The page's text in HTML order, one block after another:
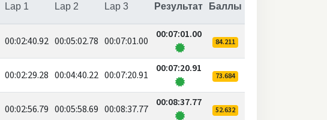
Lap 1 Lap 2 Lap 3 Результат Баллы
00:02:40.92 00:05:02.78 00:07:01.00
00:07:01.00
84.211
00:02:29.28 00:04:40.22 00:07:20.91
00:07:20.91
73.684
00:02:56.79 00:05:58.69 00:08:37.77
00:08:37.77
52.632